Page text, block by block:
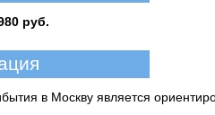
руб.
в Москву является